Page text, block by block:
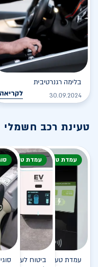
בלימה רגנרטיבית
30.09.2024 לקריאה
טעינת רכב חשמלי
עמדת טעינה
עמדת טעינה - הסוף של
עמדת טעינה
ביטוח לעמדת